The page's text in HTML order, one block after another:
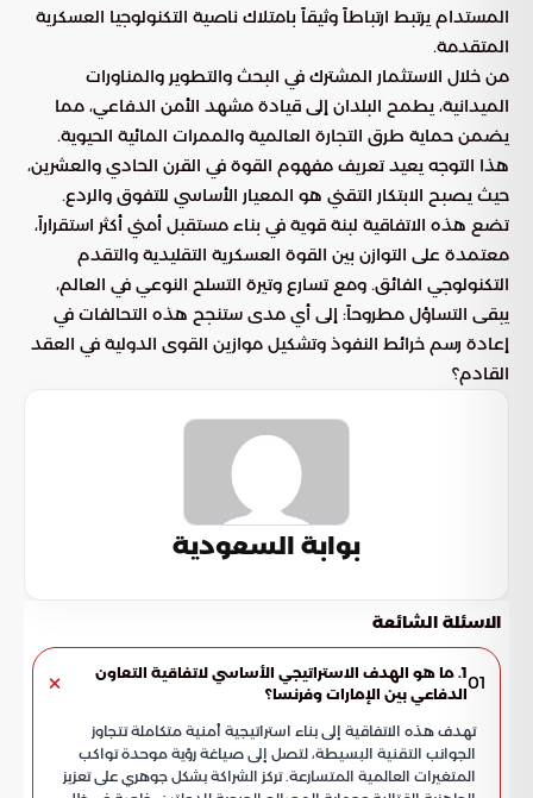
المستدام يرتبط ارتباطاً وثيقاً بامتلاك ناصية التكنولوجيا العسكرية
المتقدمة.
من خلال الاستثمار المشترك في البحث والتطوير والمناورات
الميدانية، يطمح البلدان إلى قيادة مشهد الأمن الدفاعي، مما
يضمن حماية طرق التجارة العالمية والممرات المائية الحيوية.
هذا التوجه يعيد تعريف مفهوم القوة في القرن الحادي والعشرين،
حيث يصبح الابتكار التقني هو المعيار الأساسي للتفوق والردع.
تضع هذه الاتفاقية لبنة قوية في بناء مستقبل أمني أكثر استقراراً،
معتمدة على التوازن بين القوة العسكرية التقليدية والتقدم
التكنولوجي الفائق. ومع تسارع وتيرة التسلح النوعي في العالم،
يبقى التساؤل مطروحاً: إلى أي مدى ستنجح هذه التحالفات في
إعادة رسم خرائط النفوذ وتشكيل موازين القوى الدولية في العقد
القادم؟
بوابة السعودية
الاسئلة الشائعة
01 1. ما هو الهدف الاستراتيجي الأساسي لاتفاقية التعاون
الدفاعي بين الإمارات وفرنسا؟
تهدف هذه الاتفاقية إلى بناء استراتيجية أمنية متكاملة تتجاوز
الجوانب التقنية البسيطة، لتصل إلى صياغة رؤية موحدة تواكب
المتغيرات العالمية المتسارعة. تركز الشراكة بشكل جوهري على تعزيز